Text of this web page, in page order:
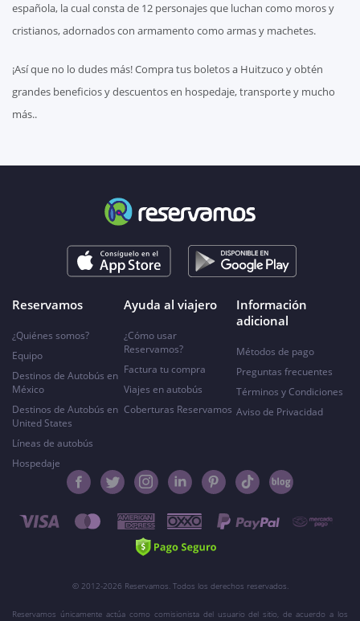
española, la cual consta de 12 personajes que luchan como moros y
cristianos, adornados con armamento como armas y machetes.
¡Así que no lo dudes más! Compra tus boletos a Huitzuco y obtén
grandes beneficios y descuentos en hospedaje, transporte y mucho
más..
Reservamos
¿Quiénes somos?
Equipo
Destinos de Autobús en
México
Destinos de Autobús en
United States
Líneas de autobús
Hospedaje
Ayuda al viajero
¿Cómo usar
Reservamos?
Factura tu compra
Viajes en autobús
Coberturas Reservamos
Información
adicional
Métodos de pago
Preguntas frecuentes
Términos y Condiciones
Aviso de Privacidad
© 2012-2026 Reservamos. Todos los derechos reservados.
Reservamos únicamente actúa como comisionista del usuario del sitio, de acuerdo a los